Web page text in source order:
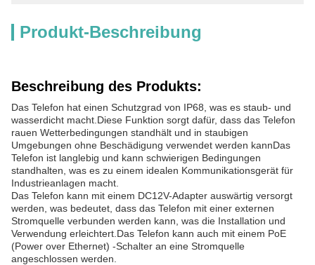
Produkt-Beschreibung
Beschreibung des Produkts:
Das Telefon hat einen Schutzgrad von IP68, was es staub- und
wasserdicht macht.Diese Funktion sorgt dafür, dass das Telefon
rauen Wetterbedingungen standhält und in staubigen
Umgebungen ohne Beschädigung verwendet werden kannDas
Telefon ist langlebig und kann schwierigen Bedingungen
standhalten, was es zu einem idealen Kommunikationsgerät für
Industrieanlagen macht.
Das Telefon kann mit einem DC12V-Adapter auswärtig versorgt
werden, was bedeutet, dass das Telefon mit einer externen
Stromquelle verbunden werden kann, was die Installation und
Verwendung erleichtert.Das Telefon kann auch mit einem PoE
(Power over Ethernet) -Schalter an eine Stromquelle
angeschlossen werden.